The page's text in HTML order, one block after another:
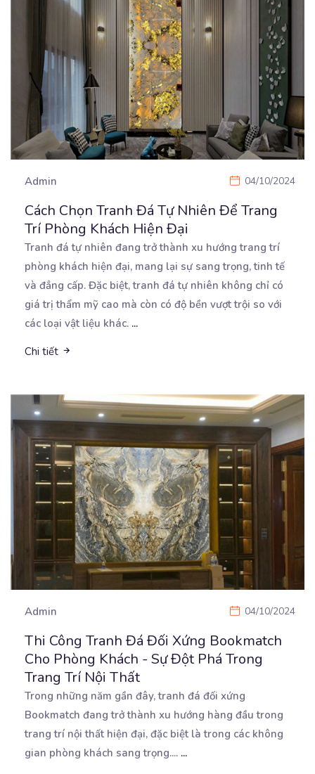
Admin 04/10/2024
Cách Chọn Tranh Đá Tự Nhiên Để Trang
Trí Phòng Khách Hiện Đại
Tranh đá tự nhiên đang trở thành xu hướng trang trí
phòng khách hiện đại, mang lại sự sang trọng,tinh tế
và đẳng cấp. Đặc biệt, tranh đá tự nhiên không chỉ có
giá trị thẩm mỹ cao mà còn có độ bền vượt trội so với
các loại vật liệu khác. ...
Chi tiết
Admin 04/10/2024
Thi Công Tranh Đá Đối Xứng Bookmatch
Cho Phòng Khách - Sự Đột Phá Trong
Trang Trí Nội Thất
Trong những năm gần đây, tranh đá đối xứng
Bookmatch đang trở thành xu hướng hàng đầu trong
trang trí nội thất hiện đại, đặc biệt là trong các không
gian phòng khách sang trọng.... ...